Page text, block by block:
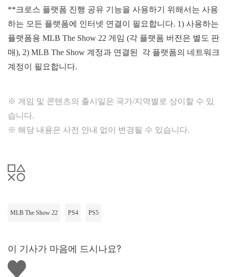
**크로스 플랫폼 진행 공유 기능을 사용하기 위해서는 사용
하는 모든 플랫폼에 인터넷 연결이 필요합니다. 1) 사용하는
플랫폼용 MLB The Show 22 게임 (각 플랫폼 버전은 별도 판
매), 2) MLB The Show 계정과 연결된 각 플랫폼의 네트워크
계정이 필요합니다.
※ 게임 및 콘텐츠의 출시일은 국가/지역별로 상이할 수 있
습니다.
※ 해당 내용은 사전 안내 없이 변경될 수 있습니다.
MLB The Show 22 PS4 PS5
이 기사가 마음에 드시나요?
좋
아